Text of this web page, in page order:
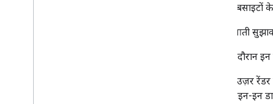
मौजूदा वेबसाइटों
इस शुरुआती
ट्रायल के दौरान
ब्राउज़र
साइन-इन